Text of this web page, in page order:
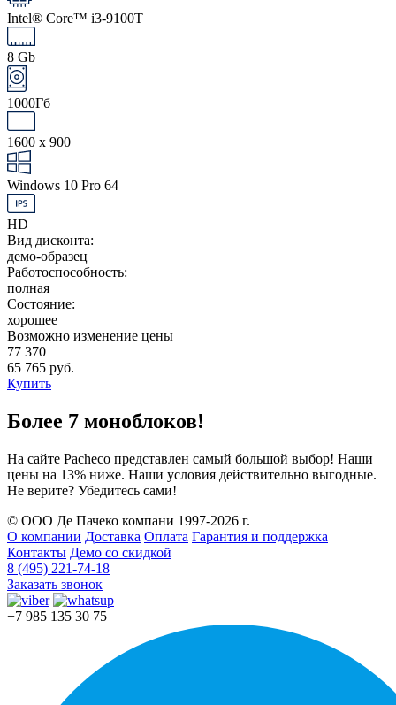
Intel® Core™ i3-9100T
8 Gb
1000Гб
1600 x 900
Windows 10 Pro 64
HD
Вид дисконта:
демо-образец
Работоспособность:
полная
Состояние:
хорошее
Возможно изменение цены
77 370
65 765 руб.
Купить
Более 7 моноблоков!
На сайте Pacheco представлен самый большой выбор! Наши
цены на 13% ниже. Наши условия действительно выгодные.
Не верите? Убедитесь сами!
© ООО Де Пачеко компани 1997-2026 г.
О компании Доставка Оплата Гарантия и поддержка
Контакты Демо со скидкой
8 (495) 221-74-18
Заказать звонок
+7 985 135 30 75